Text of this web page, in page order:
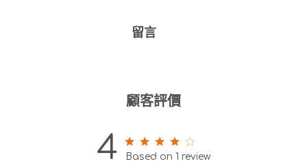
留言
顧客評價
4 4 out of 5 stars 1 total reviews
Based on 1 review